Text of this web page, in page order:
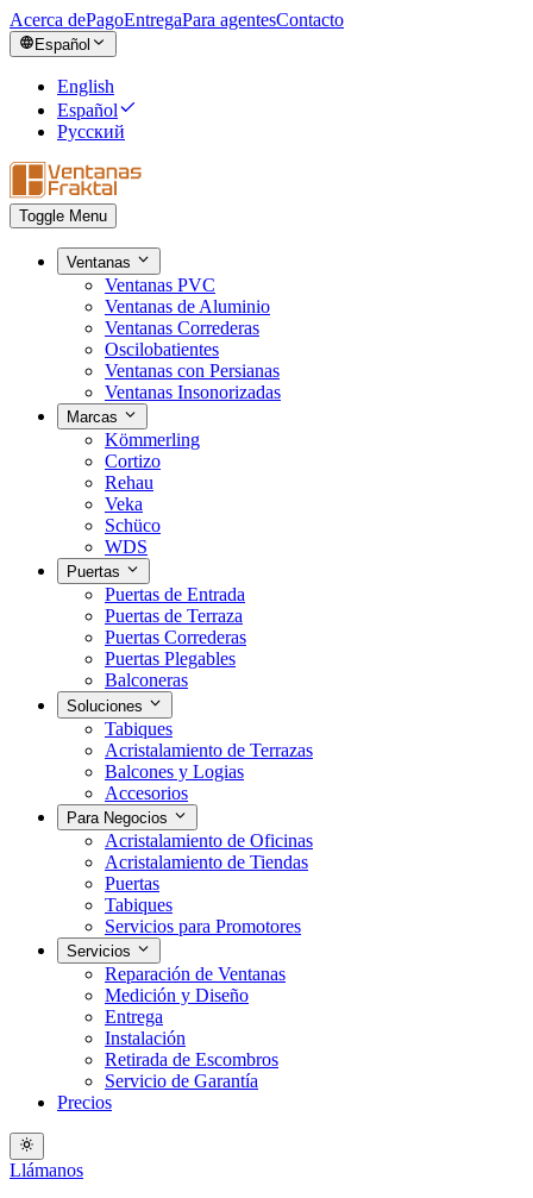
Acerca dePagoEntregaPara agentesContacto
Español
English
Español
Русский
Toggle Menu
Ventanas
Ventanas PVC
Ventanas de Aluminio
Ventanas Correderas
Oscilobatientes
Ventanas con Persianas
Ventanas Insonorizadas
Marcas
Kömmerling
Cortizo
Rehau
Veka
Schüco
WDS
Puertas
Puertas de Entrada
Puertas de Terraza
Puertas Correderas
Puertas Plegables
Balconeras
Soluciones
Tabiques
Acristalamiento de Terrazas
Balcones y Logias
Accesorios
Para Negocios
Acristalamiento de Oficinas
Acristalamiento de Tiendas
Puertas
Tabiques
Servicios para Promotores
Servicios
Reparación de Ventanas
Medición y Diseño
Entrega
Instalación
Retirada de Escombros
Servicio de Garantía
Precios
Llámanos